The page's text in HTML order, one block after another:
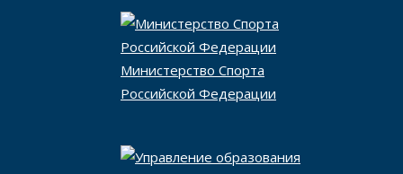
Министерство Спорта
Российской Федерации